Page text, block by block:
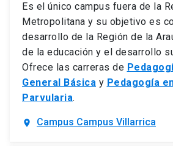
Es el único campus fuera de la
Metropolitana y su objetivo es
desarrollo de la Región de la
de la educación y el desarrollo
Ofrece las carreras de
General Básica y Pedagogía
Parvularia.
location_on Campus Campus Villarrica